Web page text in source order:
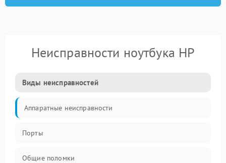
Неисправности ноутбука HP
Виды неисправностей
Аппаратные неисправности
Порты
Общие поломки